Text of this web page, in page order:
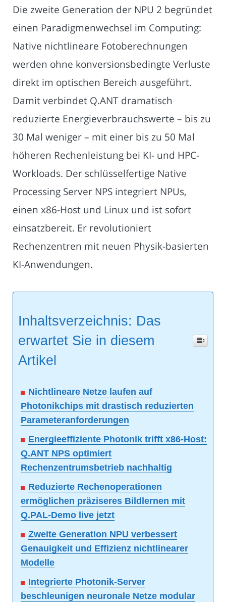
Die zweite Generation der NPU 2 begründet
einen Paradigmenwechsel im Computing:
Native nichtlineare Fotoberechnungen
werden ohne konversionsbedingte Verluste
direkt im optischen Bereich ausgeführt.
Damit verbindet Q.ANT dramatisch
reduzierte Energieverbrauchswerte – bis zu
30 Mal weniger – mit einer bis zu 50 Mal
höheren Rechenleistung bei KI- und HPC-
Workloads. Der schlüsselfertige Native
Processing Server NPS integriert NPUs,
einen x86-Host und Linux und ist sofort
einsatzbereit. Er revolutioniert
Rechenzentren mit neuen Physik-basierten
KI-Anwendungen.
Inhaltsverzeichnis: Das
erwartet Sie in diesem
Artikel
Nichtlineare Netze laufen auf
Photonikchips mit drastisch reduzierten
Parameteranforderungen
Energieeffiziente Photonik trifft x86-Host:
Q.ANT NPS optimiert
Rechenzentrumsbetrieb nachhaltig
Reduzierte Rechenoperationen
ermöglichen präziseres Bildlernen mit
Q.PAL-Demo live jetzt
Zweite Generation NPU verbessert
Genauigkeit und Effizienz nichtlinearer
Modelle
Integrierte Photonik-Server
beschleunigen neuronale Netze modular